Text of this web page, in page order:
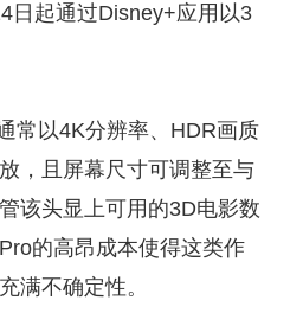
日起通过Disney+应用以3
常以4K分辨率、HDR画质
，且屏幕尺寸可调整至与
该头显上可用的3D电影数
的高昂成本使得这类作
满不确定性。